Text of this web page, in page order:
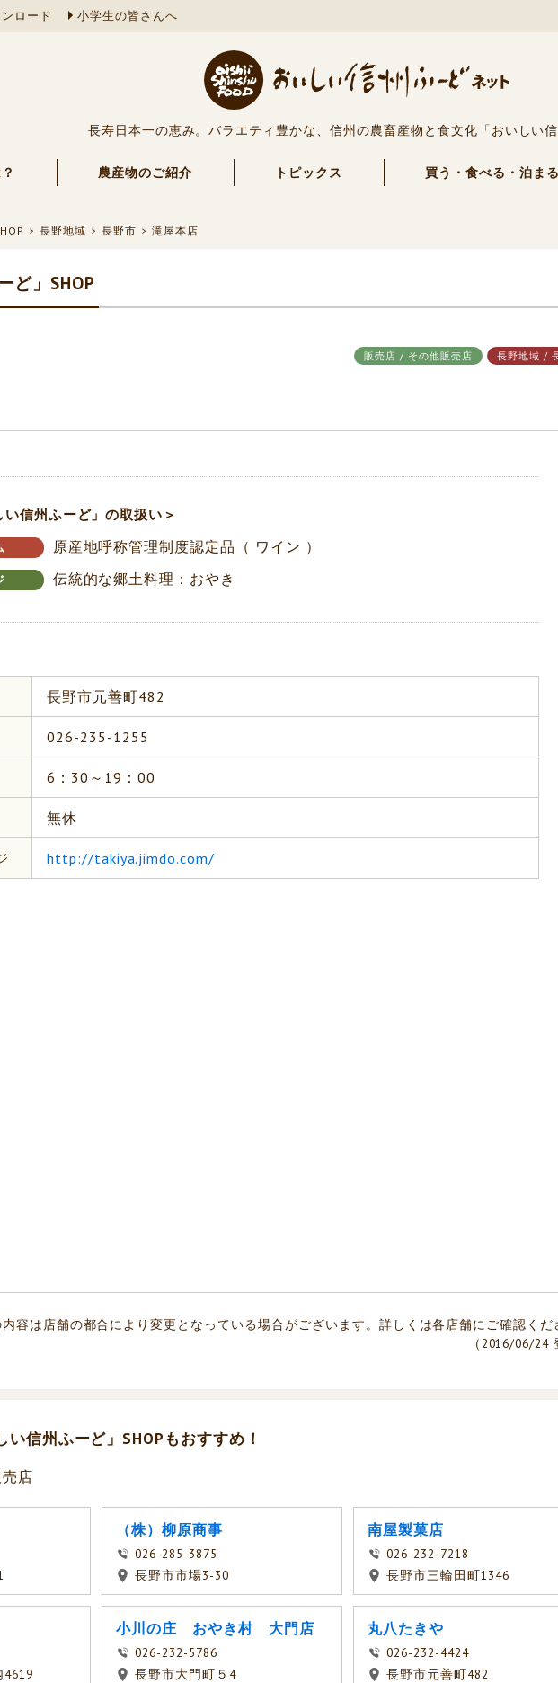
ロード 小学生の皆さんへ
長寿日本一の恵み。バラエティ豊かな、信州の農畜産物と食文化「おいしい信
農産物のご紹介 トピックス 買う・食べる・泊まる
長野地域 長野市 滝屋本店
ど」SHOP
販売店 / その他販売店 長野地域 /
い信州ふーど」の取扱い＞
原産地呼称管理制度認定品（ ワイン ）
伝統的な郷土料理：おやき
長野市元善町482
026-235-1255
6：30～19：00
無休
http://takiya.jimdo.com/
容は店舗の都合により変更となっている場合がございます。詳しくは各店舗にご確認くだ
（2016/06/24
い信州ふーど」SHOPもおすすめ！
店
（株）柳原商事
026-285-3875
長野市市場3-30
南屋製菓店
026-232-7218
長野市三輪田町1346
小川の庄 おやき村 大門店
026-232-5786
長野市大門町５4
丸八たきや
026-232-4424
長野市元善町482